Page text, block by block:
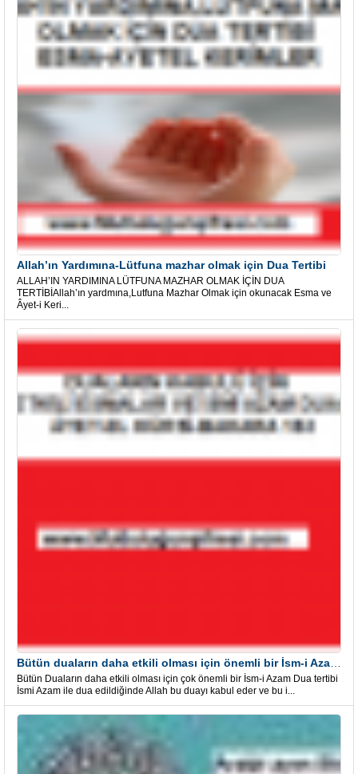
Allah’ın Yardımına-Lütfuna mazhar olmak için Dua Tertibi
ALLAH’IN YARDIMINA LÜTFUNA MAZHAR OLMAK İÇİN DUA
TERTİBİAllah’ın yardmına,Lutfuna Mazhar Olmak için okunacak Esma ve
Âyet-i Keri...
Bütün Duaların daha etkili olması için çok önemli bir İsm-i Azam Dua tertibi
İsmi Azam ile dua edildiğinde Allah bu duayı kabul eder ve bu i...